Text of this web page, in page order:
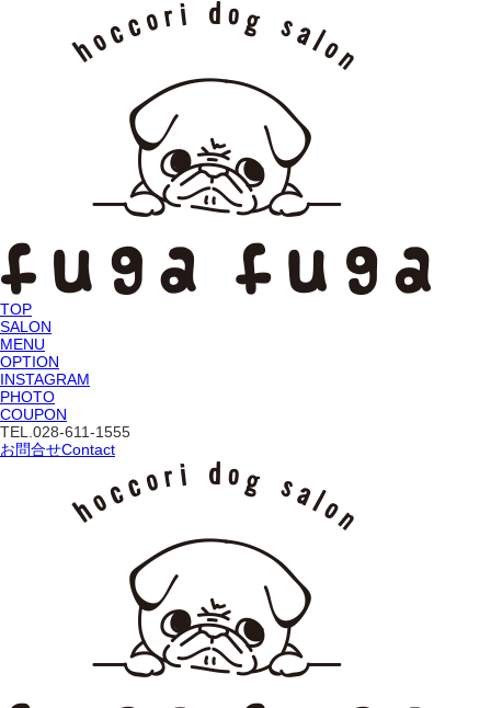
TOP
SALON
MENU
OPTION
INSTAGRAM
PHOTO
COUPON
TEL. 028-611-1555
お問合せContact